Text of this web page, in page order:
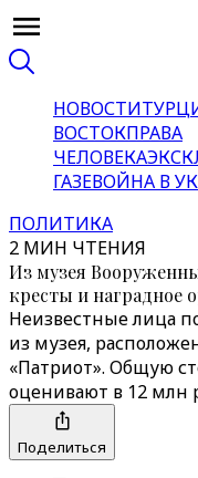
НОВОСТИ
ВОСТОКПРАВА
ЧЕЛОВЕКА
ГАЗЕВОЙНА В
ПОЛИТИКА
2 МИН ЧТЕНИЯ
Из музея
кресты и наградное
Неизвестные лица
из музея,
«Патриот». Общую
оценивают в 12 млн
Поделиться